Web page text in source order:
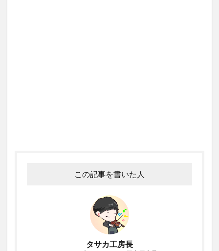
この記事を書いた人
タサカ工房長